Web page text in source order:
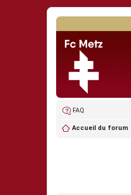
FAQ
Accueil du forum